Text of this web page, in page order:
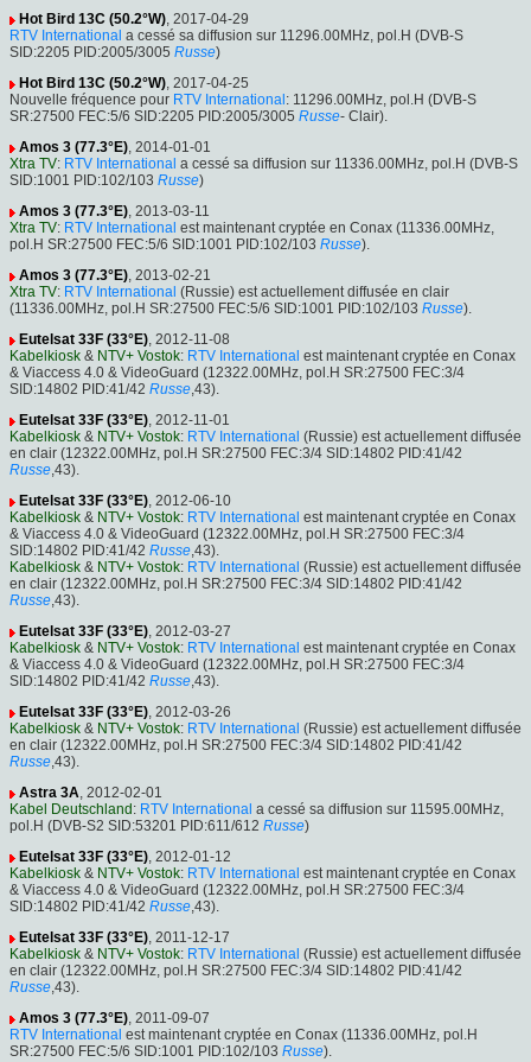
Hot Bird 13C (50.2°W), 2017-04-29
RTV International a cessé sa diffusion sur 11296.00MHz, pol.H (DVB-S
SID:2205 PID:2005/3005 Russe)
Hot Bird 13C (50.2°W), 2017-04-25
Nouvelle fréquence pour RTV International : 11296.00MHz, pol.H (DVB-S
SR:27500 FEC:5/6 SID:2205 PID:2005/3005 Russe- Clair).
Amos 3 (77.3°E), 2014-01-01
Xtra TV: RTV International a cessé sa diffusion sur 11336.00MHz, pol.H (DVB-S
SID:1001 PID:102/103 Russe)
Amos 3 (77.3°E), 2013-03-11
Xtra TV: RTV International est maintenant cryptée en Conax (11336.00MHz,
pol.H SR:27500 FEC:5/6 SID:1001 PID:102/103 Russe).
Amos 3 (77.3°E), 2013-02-21
Xtra TV: RTV International (Russie) est actuellement diffusée en clair
(11336.00MHz, pol.H SR:27500 FEC:5/6 SID:1001 PID:102/103 Russe).
Eutelsat 33F (33°E), 2012-11-08
Kabelkiosk & NTV+ Vostok: RTV International est maintenant cryptée en Conax
& Viaccess 4.0 & VideoGuard (12322.00MHz, pol.H SR:27500 FEC:3/4
SID:14802 PID:41/42 Russe,43).
Eutelsat 33F (33°E), 2012-11-01
Kabelkiosk & NTV+ Vostok: RTV International (Russie) est actuellement diffusée
en clair (12322.00MHz, pol.H SR:27500 FEC:3/4 SID:14802 PID:41/42
Russe,43).
Eutelsat 33F (33°E), 2012-06-10
Kabelkiosk & NTV+ Vostok: RTV International est maintenant cryptée en Conax
& Viaccess 4.0 & VideoGuard (12322.00MHz, pol.H SR:27500 FEC:3/4
SID:14802 PID:41/42 Russe,43).
Kabelkiosk & NTV+ Vostok: RTV International (Russie) est actuellement diffusée
en clair (12322.00MHz, pol.H SR:27500 FEC:3/4 SID:14802 PID:41/42
Russe,43).
Eutelsat 33F (33°E), 2012-03-27
Kabelkiosk & NTV+ Vostok: RTV International est maintenant cryptée en Conax
& Viaccess 4.0 & VideoGuard (12322.00MHz, pol.H SR:27500 FEC:3/4
SID:14802 PID:41/42 Russe,43).
Eutelsat 33F (33°E), 2012-03-26
Kabelkiosk & NTV+ Vostok: RTV International (Russie) est actuellement diffusée
en clair (12322.00MHz, pol.H SR:27500 FEC:3/4 SID:14802 PID:41/42
Russe,43).
Astra 3A, 2012-02-01
Kabel Deutschland : RTV International a cessé sa diffusion sur 11595.00MHz,
pol.H (DVB-S2 SID:53201 PID:611/612 Russe)
Eutelsat 33F (33°E), 2012-01-12
Kabelkiosk & NTV+ Vostok: RTV International est maintenant cryptée en Conax
& Viaccess 4.0 & VideoGuard (12322.00MHz, pol.H SR:27500 FEC:3/4
SID:14802 PID:41/42 Russe,43).
Eutelsat 33F (33°E), 2011-12-17
Kabelkiosk & NTV+ Vostok: RTV International (Russie) est actuellement diffusée
en clair (12322.00MHz, pol.H SR:27500 FEC:3/4 SID:14802 PID:41/42
Russe,43).
Amos 3 (77.3°E), 2011-09-07
RTV International est maintenant cryptée en Conax (11336.00MHz, pol.H
SR:27500 FEC:5/6 SID:1001 PID:102/103 Russe).